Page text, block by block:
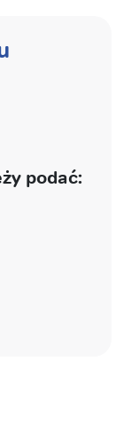
podać: